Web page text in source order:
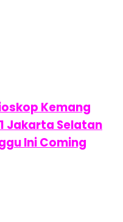
Kemang
Jakarta Selatan
Ini Coming